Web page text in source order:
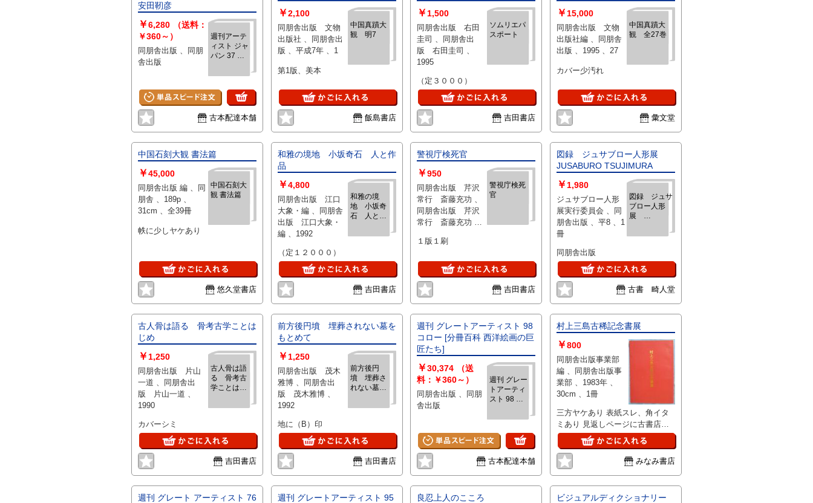
安田靭彦
週刊アーテ
ィスト ジャ
パン 37 安
￥6,280
（送料：
￥360～）
同朋舎出版 、同朋
舎出版
古本配達本舗
中国真蹟大
観 明7
￥2,100
同朋舎出版 文物
出版社 、同朋舎出
版 、平成7年 、1
第1版、美本
飯島書店
ソムリエパ
スポート
￥ 1,500
同朋舎出版 右田
圭司 、同朋舎出
版 右田圭司 、
1995
（定３０００）
吉田書店
中国真蹟大
観 全27巻
￥ 15,000
同朋舎出版 文物
出版社編 、同朋舎
出版 、1995 、27
カバー少汚れ
彙文堂
中国石刻大観 書法篇
中国石刻大
観 書法篇
￥45,000
同朋舎出版 編 、同
朋舎 、189p 、
31cm 、全39冊
帙に少しヤケあり
悠久堂書店
和雅の境地 小坂奇石 人と作
品
和雅の境
地 小坂奇
石 人と作
￥4,800
同朋舎出版 江口
大象・編 、同朋舎
出版 江口大象・
編 、1992
（定１２０００）
吉田書店
警視庁検死官
警視庁検死
官
￥950
同朋舎出版 芹沢
常行 斎藤充功 、
同朋舎出版 芹沢
常行 斎藤充功 、
１版１刷
吉田書店
図録 ジュサブロー人形展
JUSABURO TSUJIMURA
図録 ジュサ
ブロー人形
展
TSUJIMURA
￥ 1,980
ジュサブロー人形
展実行委員会 、同
朋舎出版 、平8 、1
冊
同朋舎出版
古書 畸人堂
古人骨は語る 骨考古学ことは
じめ
古人骨は語
る 骨考古
学ことはじ
￥ 1,250
同朋舎出版 片山
一道 、同朋舎出
版 片山一道 、
1990
カバーシミ
吉田書店
前方後円墳 埋葬されない墓を
もとめて
前方後円
墳 埋葬さ
れない墓を
￥ 1,250
同朋舎出版 茂木
雅博 、同朋舎出
版 茂木雅博 、
1992
地に（B）印
吉田書店
週刊 グレートアーティスト 98
コロー [分冊百科 西洋絵画の巨
匠たち]
週刊 グレー
トアーティ
スト 98 コ
百科 西洋絵
ち]
￥30,374
（送
料：￥360～）
同朋舎出版 、同朋
舎出版
古本配達本舗
村上三島古稀記念書展
￥800
同朋舎出版事業部
編 、同朋舎出版事
業部 、1983年 、
30cm 、1冊
三方ヤケあり 表紙スレ、角イタ
ミあり 見返しページに古書店札
糊付けあり 本文概ね良好 発送方
法：クリックポスト
みなみ書店
週刊 グレート アーティスト 76
週刊 グレートアーティスト 95
良忍上人のこころ
ビジュアルディクショナリー